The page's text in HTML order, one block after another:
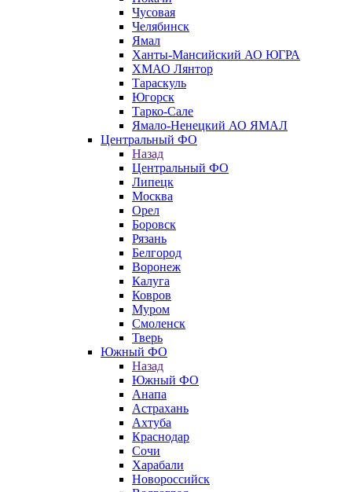
Чусовая
Челябинск
Ямал
Ханты-Мансийский АО ЮГРА
ХМАО Лянтор
Тараскуль
Югорск
Тарко-Сале
Ямало-Ненецкий АО ЯМАЛ
Центральный ФО
Назад
Центральный ФО
Липецк
Москва
Орел
Боровск
Рязань
Белгород
Воронеж
Калуга
Ковров
Муром
Смоленск
Тверь
Южный ФО
Назад
Южный ФО
Анапа
Астрахань
Ахтуба
Краснодар
Сочи
Харабали
Новороссийск